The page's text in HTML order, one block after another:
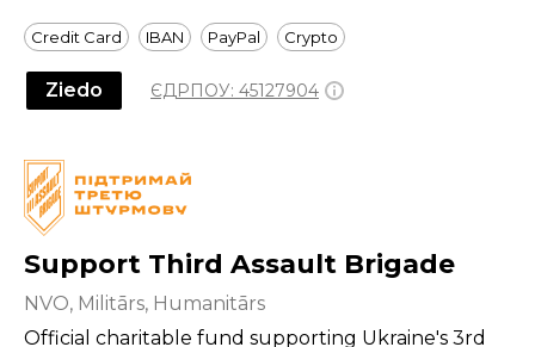
Credit Card IBAN PayPal Crypto
Ziedo ЄДРПОУ: 45127904
Support Third Assault Brigade
NVO, Militārs, Humanitārs
Official charitable fund supporting Ukraine's 3rd